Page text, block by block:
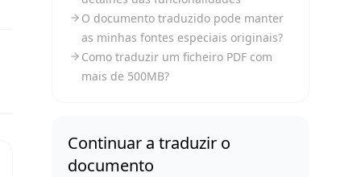
O documento traduzido pode manter
as minhas fontes especiais originais?
Como traduzir um ficheiro PDF com
mais de 500MB?
Continuar a traduzir o
documento